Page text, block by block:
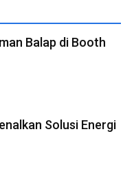
Balap di Booth
Solusi Energi